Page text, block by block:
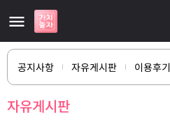
공지사항 자유게시판 이용후기
자유게시판